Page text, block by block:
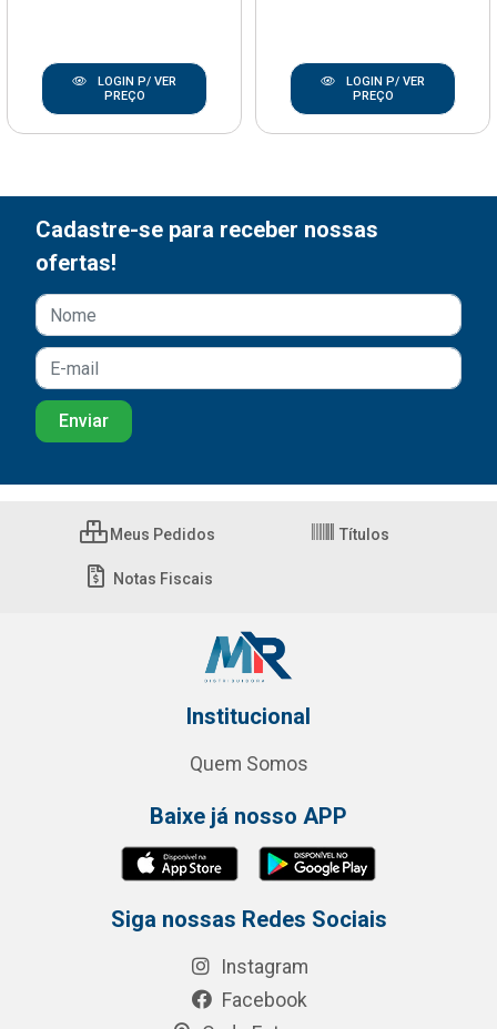
LOGIN P/ VER
PREÇO
LOGIN P/ VER
PREÇO
Cadastre-se para receber nossas
ofertas!
Meus Pedidos Títulos
Notas Fiscais
Institucional
Quem Somos
Baixe já nosso APP
Siga nossas Redes Sociais
Instagram
Facebook